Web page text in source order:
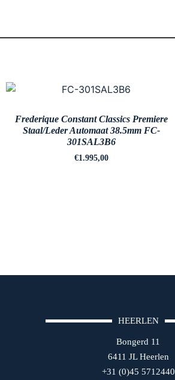
Frederique Constant Classics Premiere
Staal/Leder Automaat 38.5mm FC-
301SAL3B6
€1.995,00
HEERLEN
Bongerd 11
6411 JL Heerlen
+31 (0)45 5712440